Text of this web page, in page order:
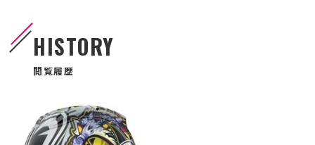
HISTORY
閲覧履歴